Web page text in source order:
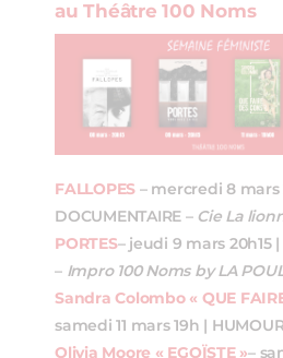
au Théâtre 100 Noms
FALLOPES – mercredi 8 mars
DOCUMENTAIRE – Cie La
PORTES– jeudi 9 mars 20h15 |
– Impro 100 Noms by LA
Sandra Colombo « QUE
samedi 11 mars 19h |
Olivia Moore « EGOÏSTE »–